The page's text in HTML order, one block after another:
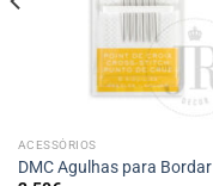
ACESSÓRIOS
DMC Agulhas para Bordar